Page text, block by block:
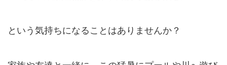
という気持ちになることはありませんか？